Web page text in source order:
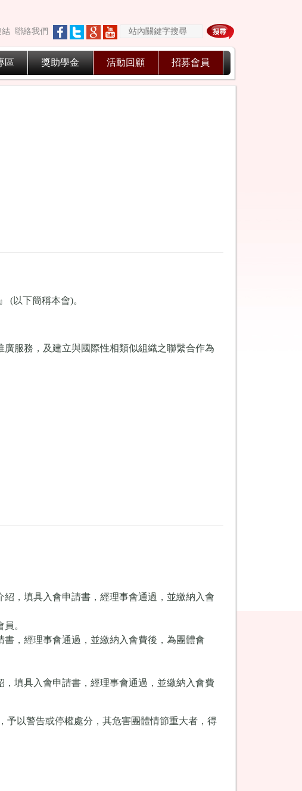
聯絡我們
區 獎助學金 活動回顧 招募會員
(以下簡稱本會)。
服務，及建立與國際性相類似組織之聯繫合作為
，填具入會申請書，經理事會通過，並繳納入會
。
，經理事會通過，並繳納入會費後，為團體會
填具入會申請書，經理事會通過，並繳納入會費
予以警告或停權處分，其危害團體情節重大者，得